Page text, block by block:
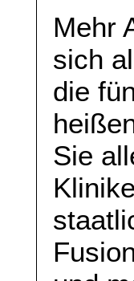
Mehr
sich
die
Sie